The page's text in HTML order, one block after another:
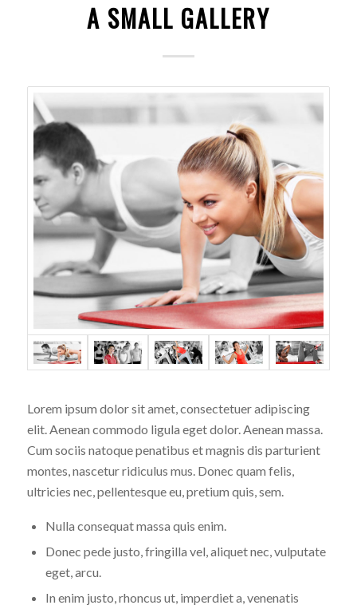
A SMALL GALLERY
Lorem ipsum dolor sit amet, consectetuer adipiscing
elit. Aenean commodo ligula eget dolor. Aenean massa.
Cum sociis natoque penatibus et magnis dis parturient
montes, nascetur ridiculus mus. Donec quam felis,
ultricies nec, pellentesque eu, pretium quis, sem.
Nulla consequat massa quis enim.
Donec pede justo, fringilla vel, aliquet nec, vulputate
eget, arcu.
In enim justo, rhoncus ut, imperdiet a, venenatis